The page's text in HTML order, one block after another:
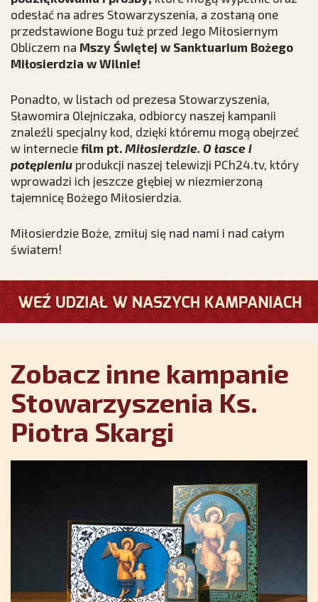
odesłać na adres Stowarzyszenia, a zostaną one
przedstawione Bogu tuż przed Jego Miłosiernym
Obliczem na Mszy Świętej w Sanktuarium Bożego
Miłosierdzia w Wilnie!
Ponadto, w listach od prezesa Stowarzyszenia,
Sławomira Olejniczaka, odbiorcy naszej kampanii
znaleźli specjalny kod, dzięki któremu mogą obejrzeć
w internecie film pt. Miłosierdzie. O łasce i
potępieniu produkcji naszej telewizji PCh24.tv, który
wprowadzi ich jeszcze głębiej w niezmierzoną
tajemnicę Bożego Miłosierdzia.
Miłosierdzie Boże, zmiłuj się nad nami i nad całym
światem!
Zobacz inne kampanie
Stowarzyszenia Ks.
Piotra Skargi